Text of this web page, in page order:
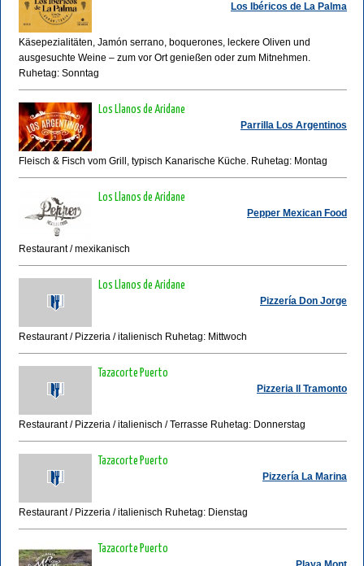
Los Ibéricos de La Palma
Käsepezialitäten, Jamón serrano, boquerones, leckere Oliven und
ausgesuchte Weine – zum vor Ort genießen oder zum Mitnehmen.
Ruhetag: Sonntag
Parrilla Los Argentinos
Los Llanos de Aridane
Fleisch & Fisch vom Grill, typisch Kanarische Küche. Ruhetag: Montag
Pepper Mexican Food
Los Llanos de Aridane
Restaurant / mexikanisch
Pizzería Don Jorge
Los Llanos de Aridane
Restaurant / Pizzeria / italienisch Ruhetag: Mittwoch
Pizzeria Il Tramonto
Tazacorte Puerto
Restaurant / Pizzeria / italienisch / Terrasse Ruhetag: Donnerstag
Pizzería La Marina
Tazacorte Puerto
Restaurant / Pizzeria / italienisch Ruhetag: Dienstag
Tazacorte Puerto